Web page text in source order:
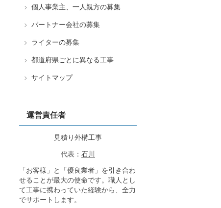
個人事業主、一人親方の募集
パートナー会社の募集
ライターの募集
都道府県ごとに異なる工事
サイトマップ
運営責任者
見積り外構工事
代表： 石川
「お客様」と「優良業者」を引き合わ
せることが最大の使命です。職人とし
て工事に携わっていた経験から、全力
でサポートします。